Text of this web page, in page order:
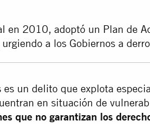
en 2010, adoptó un Plan de
a los Gobiernos a
es un delito que explota
en situación de
que no garantizan los